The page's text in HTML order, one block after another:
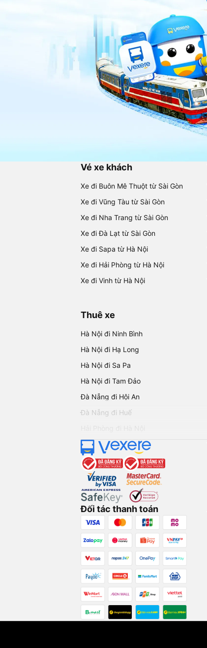
Vé xe khách
Xe đi Buôn Mê Thuột từ Sài Gòn
Xe đi Vũng Tàu từ Sài Gòn
Xe đi Nha Trang từ Sài Gòn
Xe đi Đà Lạt từ Sài Gòn
Xe đi Sapa từ Hà Nội
Xe đi Hải Phòng từ Hà Nội
Xe đi Vinh từ Hà Nội
Thuê xe
Hà Nội đi Ninh Bình
Hà Nội đi Hạ Long
Hà Nội đi Sa Pa
Hà Nội đi Tam Đảo
Đà Nẵng đi Hội An
Đà Nẵng đi Huế
Đối tác thanh toán